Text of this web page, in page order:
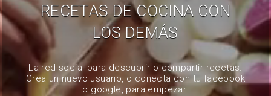
RECETAS DE COCINA CON
LOS DEMÁS
La red social para descubrir o compartir recetas.
Crea un nuevo usuario, o conecta con tu facebook
o google, para empezar.